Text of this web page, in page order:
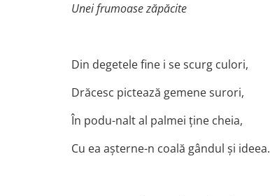
Unei frumoase zăpăcite
Din degetele fine i se scurg culori,
Drăcesc pictează gemene surori,
În podu-nalt al palmei ţine cheia,
Cu ea aşterne-n coală gândul şi ideea.